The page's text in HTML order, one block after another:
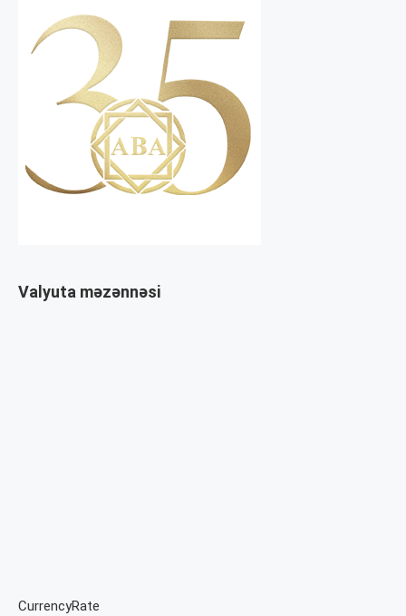
Valyuta məzənnəsi
CurrencyRate